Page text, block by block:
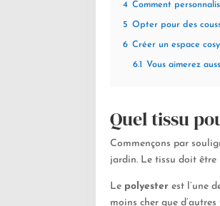
4 Comment
5 Opter pour des
6 Créer un espace
6.1 Vous aimerez
Quel tissu
Commençons par
jardin. Le tissu doit être
Le polyester est l’une
moins cher que